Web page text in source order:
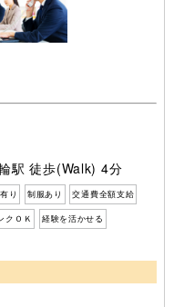
駅 徒歩(Walk) 4分
り 制服あり 交通費全額支給
クＯＫ 経験を活かせる